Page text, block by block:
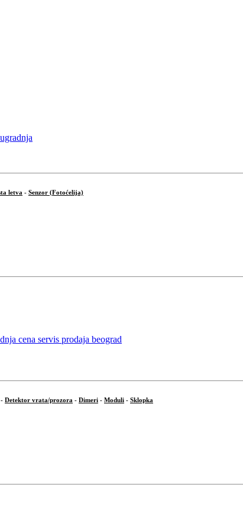
letva - Senzor (Fotoćelija)
- Detektor vrata/prozora - Dimeri - Moduli - Sklopka